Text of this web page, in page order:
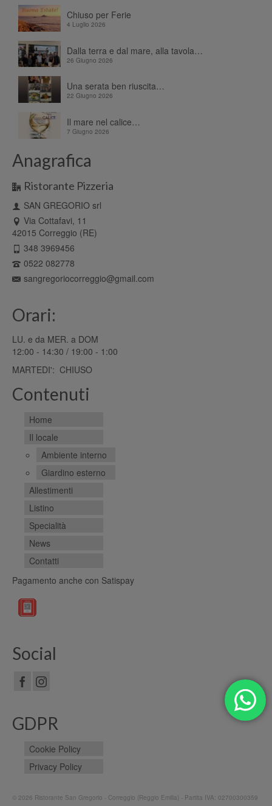
Chiuso per Ferie
4 Luglio 2026
Dalla terra e dal mare, alla tavola…
26 Giugno 2026
Una serata ben riuscita…
22 Giugno 2026
Il mare nel calice…
7 Giugno 2026
Anagrafica
Ristorante Pizzeria
SAN GREGORIO srl
Via Cottafavi, 11
42015 Correggio (RE)
348 3969456
0522 082778
sangregoriocorreggio@gmail.com
Orari:
LU. e da MER. a DOM
12:00 - 14:30 / 19:00 - 1:00
MARTEDI': CHIUSO
Contenuti
Home
Il locale
Ambiente interno
Giardino esterno
Allestimenti
Listino
Specialità
News
Contatti
Pagamento anche con Satispay
Social
GDPR
Cookie Policy
Privacy Policy
© 2026 Ristorante San Gregorio - Correggio (Reggio Emilia) - Partita IVA: 02700300359